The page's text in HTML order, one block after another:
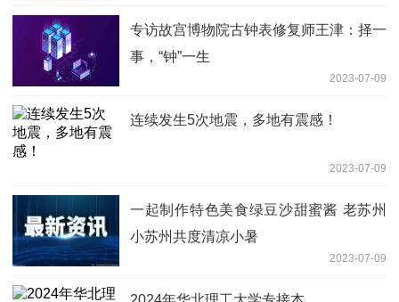
专访故宫博物院古钟表修复师王津：择一
事，“钟”一生
2023-07-09
连续发生5次地震，多地有震感！
2023-07-09
一起制作特色美食绿豆沙甜蜜酱 老苏州
小苏州共度清凉小暑
2023-07-09